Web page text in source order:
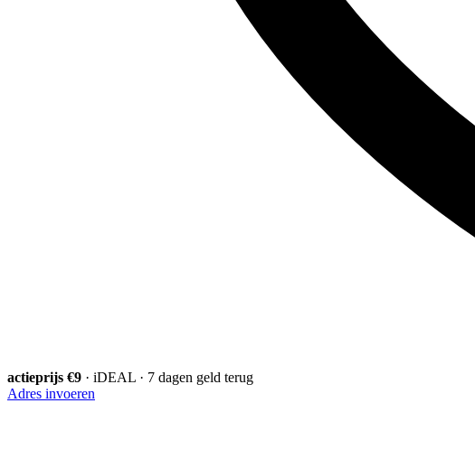
actieprijs €9 · iDEAL · 7 dagen geld terug
Adres invoeren